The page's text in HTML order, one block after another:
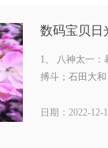
1、 八神太一
搏斗；石田大
日期：2022-12-